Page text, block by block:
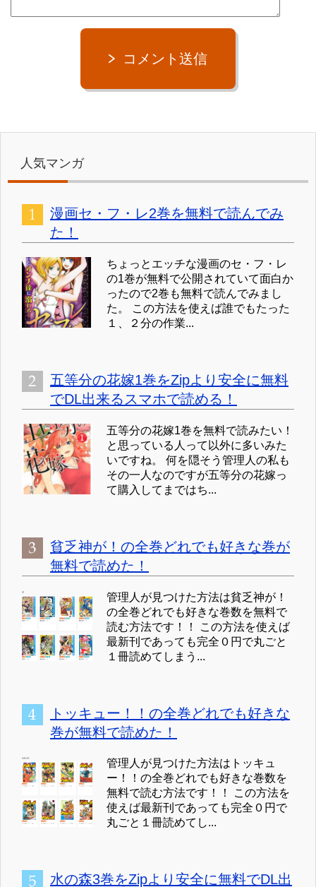
コメント送信
人気マンガ
漫画セ・フ・レ2巻を無料で読んでみ
た！
ちょっとエッチな漫画のセ・フ・レ
の1巻が無料で公開されていて面白か
ったので2巻も無料で読んでみまし
た。 この方法を使えば誰でもたった
１、２分の作業...
五等分の花嫁1巻をZipより安全に無料
でDL出来るスマホで読める！
五等分の花嫁1巻を無料で読みたい！
と思っている人って以外に多いみた
いですね。 何を隠そう管理人の私も
その一人なのですが五等分の花嫁っ
て購入してまではち...
貧乏神が！の全巻どれでも好きな巻が
無料で読めた！
管理人が見つけた方法は貧乏神が！
の全巻どれでも好きな巻数を無料で
読む方法です！！ この方法を使えば
最新刊であっても完全０円で丸ごと
１冊読めてしまう...
トッキュー！！の全巻どれでも好きな
巻が無料で読めた！
管理人が見つけた方法はトッキュ
ー！！の全巻どれでも好きな巻数を
無料で読む方法です！！ この方法を
使えば最新刊であっても完全０円で
丸ごと１冊読めてし...
水の森3巻をZipより安全に無料でDL出